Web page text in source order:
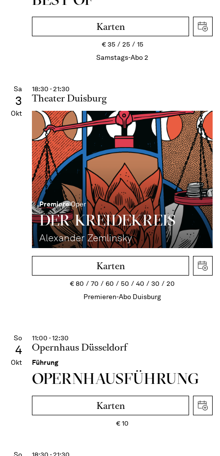
Karten
€35 25
15
Samstags-Abo 2
Sa
3
Okt
18:30 - 21:30
Theater Duisburg
PremiereOper
DER KREIDE­KREIS
Alexander Zemlinsky
Karten
€80 70 60 50 40 30
20
Premieren-Abo Duisburg
So
4
Okt
11:00 - 12:30
Opernhaus Düsseldorf
Führung
OPERN­HAUS­FÜH­RUNG
Karten
€10